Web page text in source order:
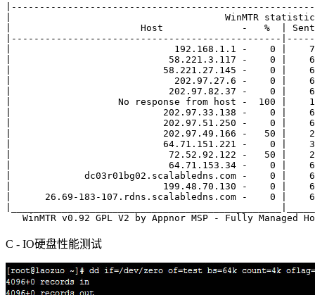
|                                      WinMTR
|                       Host              -   %  | Sent |
|------------------------------------------------
|                             192.168.1.1 -    0 |
|                            58.221.3.117 -    0 |
|                           58.221.27.145 -    0 |
|                             202.97.27.6 -    0 |
|                            202.97.82.37 -    0 |
|                   No response from host -  100
|                           202.97.33.138 -    0 |
|                           202.97.51.250 -    0 |    6
|                           202.97.49.166 -   50 |
|                           64.71.151.221 -    0 |    3
|                            72.52.92.122 -   50 |
|                            64.71.153.34 -    0 |    6
|             dc03r01bg02.scalabledns.com -    0 |
|                           199.48.70.130 -    0 |    6
|      26.69-183-107.rdns.scalabledns.com -    0 |
WinMTR v0.92 GPL V2 by Appnor MSP - Fully Managed
C - IO硬盘性能测试